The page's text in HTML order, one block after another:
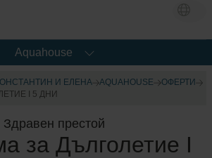
Aquahouse
И ЕЛЕНА AQUAHOUSE
OФЕРТИ
I 5 ДНИ
Здравен престой
за Дълголетие I